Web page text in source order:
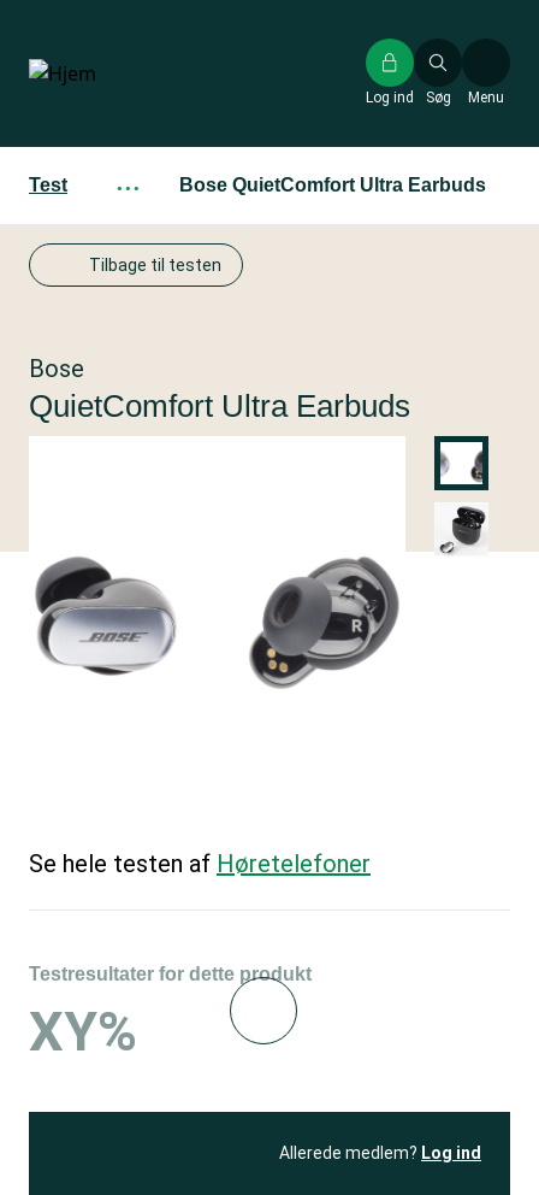
hovedindhold
Søg
Log ind Menu
Test ··· Bose QuietComfort Ultra Earbuds
Tilbage til testen
Bose
QuietComfort Ultra Earbuds
Se hele testen af Høretelefoner
Testresultater for dette produkt
XY%
Allerede medlem? Log ind